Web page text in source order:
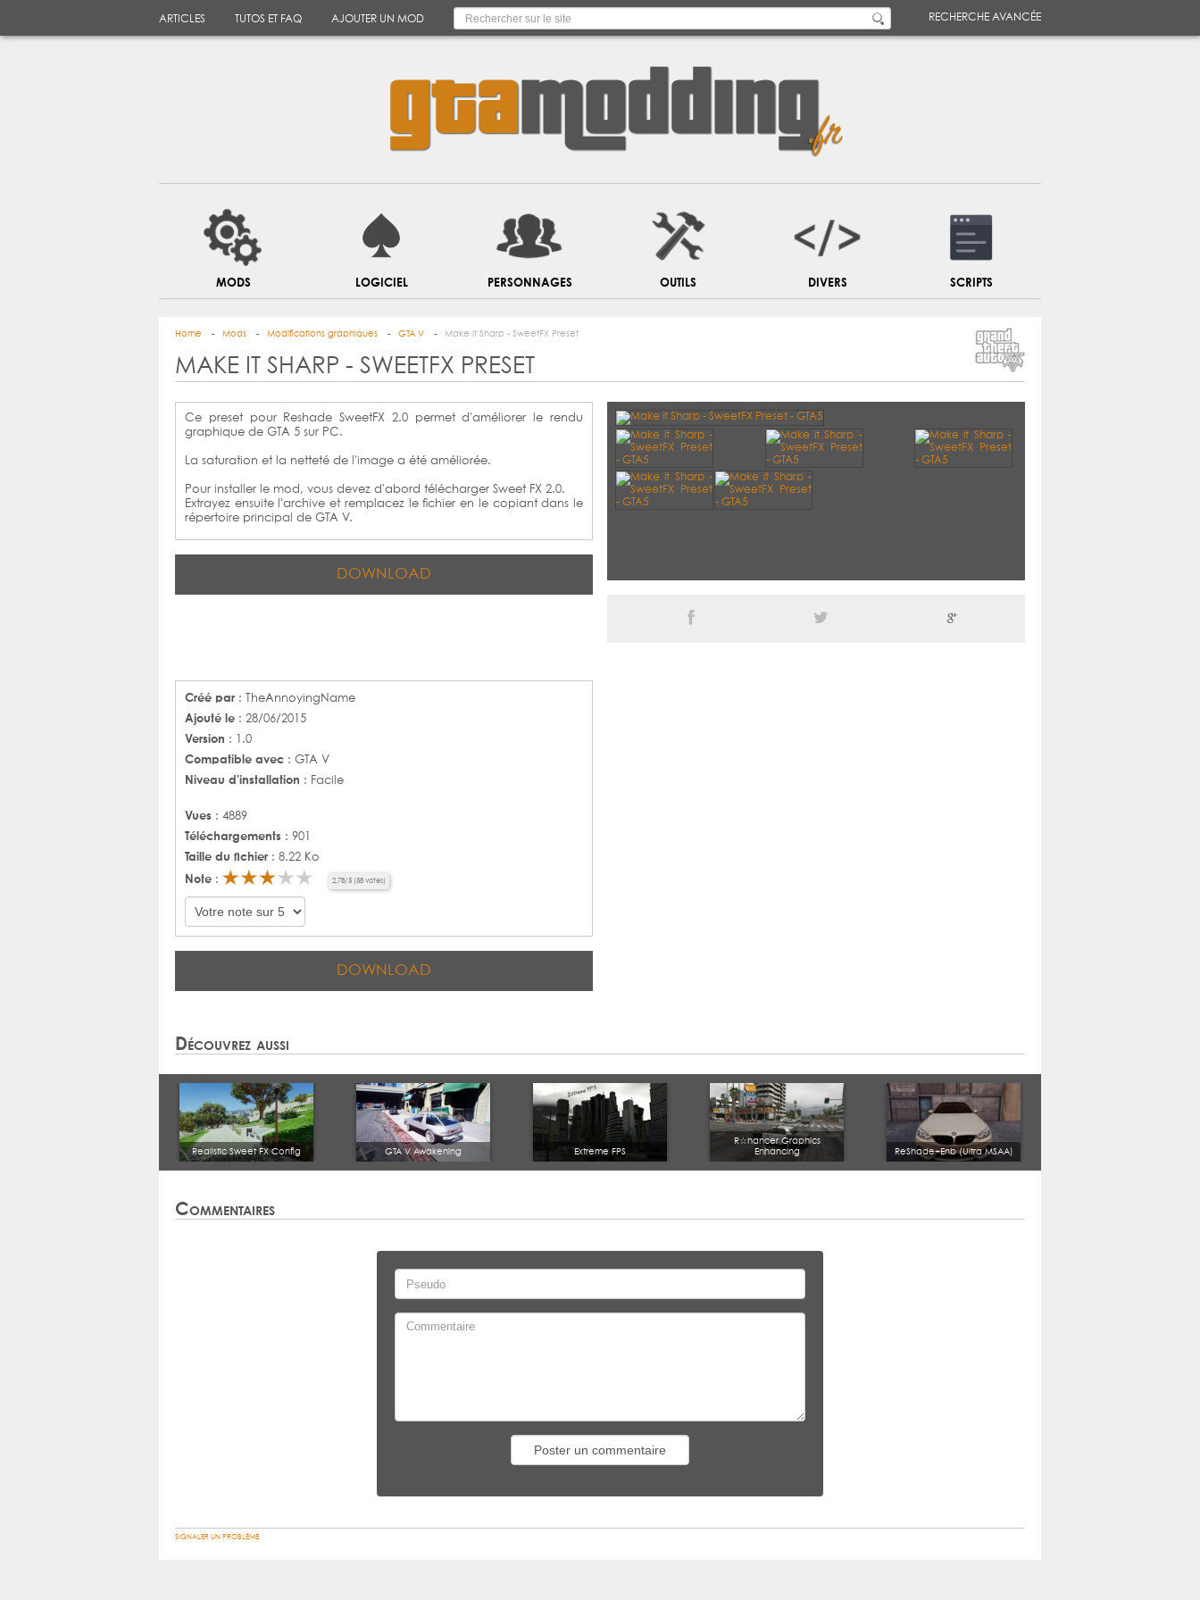
ARTICLES TUTOS ET FAQ AJOUTER UN MOD RECHERCHE AVANCÉE
MODS LOGICIEL PERSONNAGES OUTILS DIVERS SCRIPTS
Home Mods Modifications graphiques GTA V Make it Sharp - SweetFX Preset
MAKE IT SHARP - SWEETFX PRESET
Ce preset pour Reshade SweetFX 2.0 permet d'améliorer le rendu
graphique de GTA 5 sur PC.
La saturation et la netteté de l'image a été améliorée.
Pour installer le mod, vous devez d'abord télécharger Sweet FX 2.0.
Extrayez ensuite l'archive et remplacez le fichier en le copiant dans le
répertoire principal de GTA V.
DOWNLOAD
Créé par : TheAnnoyingName
Ajouté le : 28/06/2015
Version : 1.0
Compatible avec : GTA V
Niveau d'installation : Facile
Vues : 4889
Téléchargements : 901
Taille du fichier : 8.22 Ko
Note : 2,78/5 58 votes)
DOWNLOAD
Découvrez aussi
Realistic Sweet FX Config GTA V Awakening Extreme FPS
R☆hancer Graphics
Enhancing
ReShade+Enb (Ultra MSAA)
Commentaires
SIGNALER UN PROBLÈME